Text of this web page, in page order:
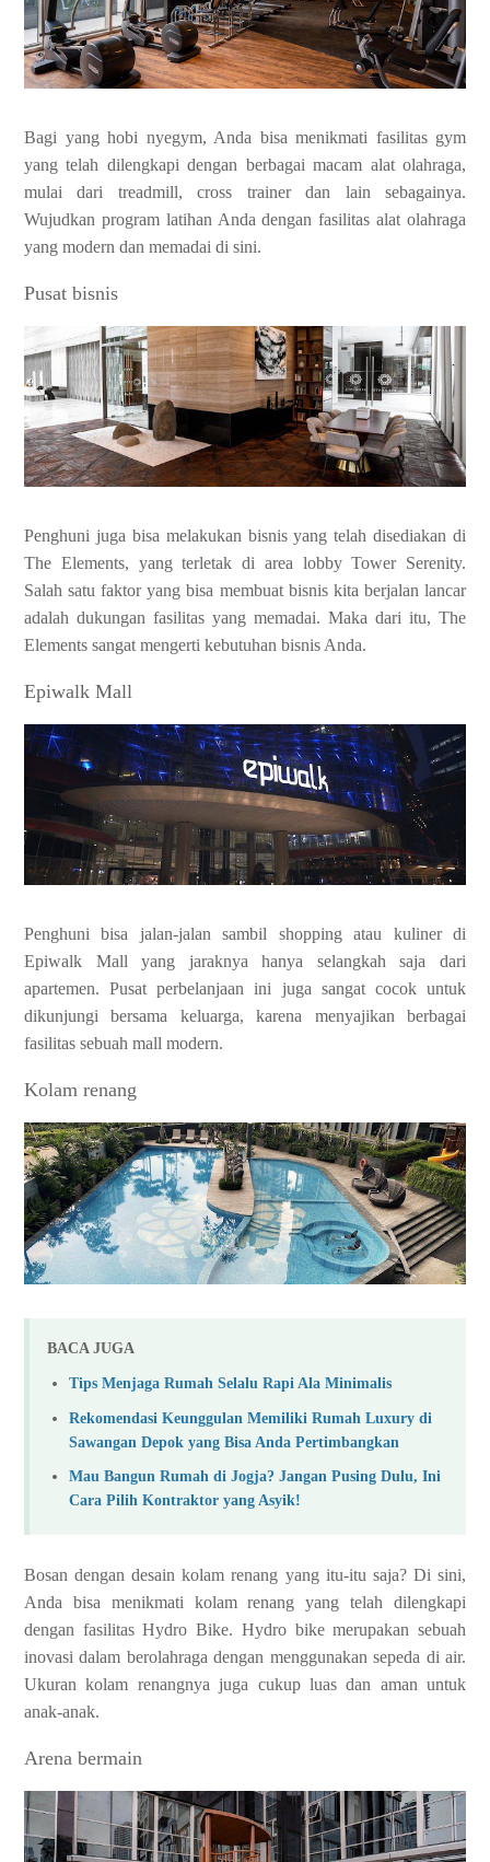
Bagi yang hobi nyegym, Anda bisa menikmati fasilitas gym
yang telah dilengkapi dengan berbagai macam alat olahraga,
mulai dari treadmill, cross trainer dan lain sebagainya.
Wujudkan program latihan Anda dengan fasilitas alat olahraga
yang modern dan memadai di sini.
Pusat bisnis
Penghuni juga bisa melakukan bisnis yang telah disediakan di
The Elements, yang terletak di area lobby Tower Serenity.
Salah satu faktor yang bisa membuat bisnis kita berjalan lancar
adalah dukungan fasilitas yang memadai. Maka dari itu, The
Elements sangat mengerti kebutuhan bisnis Anda.
Epiwalk Mall
Penghuni bisa jalan-jalan sambil shopping atau kuliner di
Epiwalk Mall yang jaraknya hanya selangkah saja dari
apartemen. Pusat perbelanjaan ini juga sangat cocok untuk
dikunjungi bersama keluarga, karena menyajikan berbagai
fasilitas sebuah mall modern.
Kolam renang
BACA JUGA
Tips Menjaga Rumah Selalu Rapi Ala Minimalis
Rekomendasi Keunggulan Memiliki Rumah Luxury di
Sawangan Depok yang Bisa Anda Pertimbangkan
Mau Bangun Rumah di Jogja? Jangan Pusing Dulu, Ini
Cara Pilih Kontraktor yang Asyik!
Bosan dengan desain kolam renang yang itu-itu saja? Di sini,
Anda bisa menikmati kolam renang yang telah dilengkapi
dengan fasilitas Hydro Bike. Hydro bike merupakan sebuah
inovasi dalam berolahraga dengan menggunakan sepeda di air.
Ukuran kolam renangnya juga cukup luas dan aman untuk
anak-anak.
Arena bermain